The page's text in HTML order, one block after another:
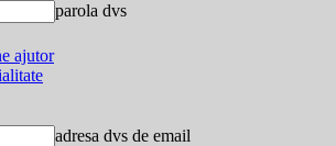
parola dvs
ajutor
adresa dvs de email